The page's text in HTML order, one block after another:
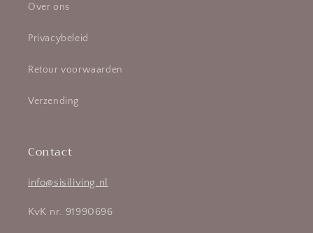
Over ons
Privacybeleid
Retour voorwaarden
Verzending
Contact
info@sisiliving.nl
KvK nr. 91990696